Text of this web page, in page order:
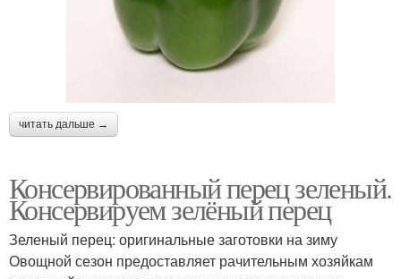
читать дальше →
Консервированный перец зеленый.
Консервируем зелёный перец
Зеленый перец: оригинальные заготовки на зиму
Овощной сезон предоставляет рачительным хозяйкам